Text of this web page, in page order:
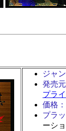
ジャン
発売元
プラ
価格：
プラ
ーシ